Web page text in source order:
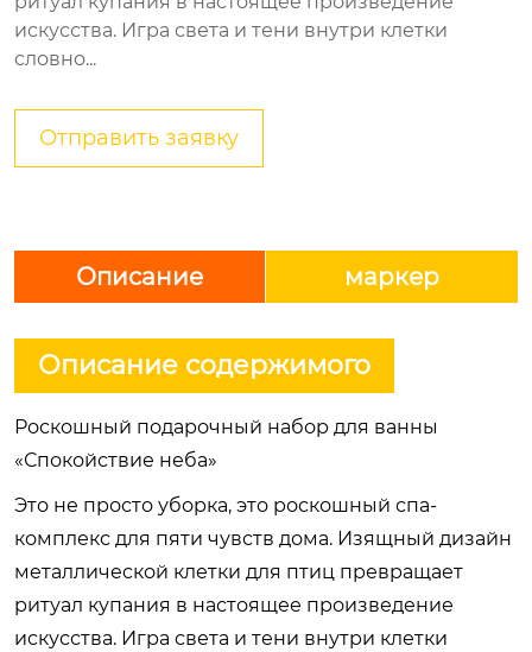
искусства. Игра света и тени внутри клетки
словно...
Отправить заявку
Описание маркер
Описание содержимого
Роскошный подарочный набор для ванны
«Спокойствие неба»
Это не просто уборка, это роскошный спа-
комплекс для пяти чувств дома. Изящный дизайн
металлической клетки для птиц превращает
ритуал купания в настоящее произведение
искусства. Игра света и тени внутри клетки